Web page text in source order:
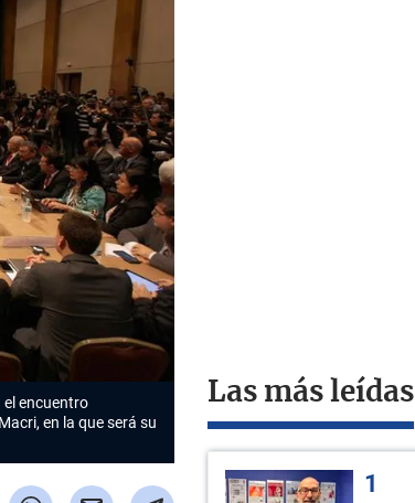
el encuentro
en la que será su
Las más leídas